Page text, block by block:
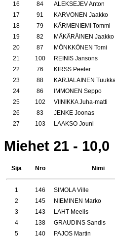
16
84 ALEKSEJEV Anton
17
91 KARVONEN Jaakko
18
79 KÄRMENIEMI Tommi
19
82 MÄKÄRÄINEN Jaakko
20
87 MÖNKKÖNEN Tomi
21
100 REINIS Jansons
22
76 KIRSS Peeter
23
88 KARJALAINEN
24
86 IMMONEN Seppo
25
102 VIINIKKA Juha-matti
26
83 JENKE Joonas
27
103 LAAKSO Jouni
Miehet 21 - 10,0
Sija Nro Nimi
1 146 SIMOLA Ville
2
145 NIEMINEN Marko
3
143 LAHT Meelis
4
138 GRAUDINS Sandis
5
140 PAJOS Martin